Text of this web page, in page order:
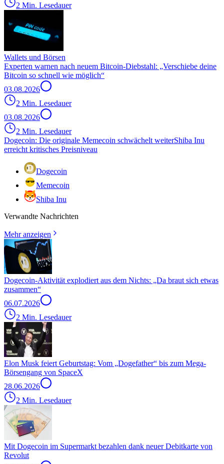
2 Min. Lesedauer
Wallets und Börsen
Experten warnen nach neuem Bitcoin-Diebstahl: „Verschiebe deine
Bitcoin so schnell wie möglich“
03.08.2026
2 Min. Lesedauer
03.08.2026
2 Min. Lesedauer
Dogecoin: Die originale Memecoin schwächelt weiterShiba Inu
erreicht kritisches Preisniveau
Dogecoin
Memecoin
Shiba Inu
Verwandte Nachrichten
Mehr anzeigen
Dogecoin-Aktivität explodiert aus dem Nichts: „Da braut sich etwas
zusammen“
06.07.2026
2 Min. Lesedauer
Elon Musk feiert Geburtstag: Vom „Dogefather“ bis zum Mega-
Börsengang von SpaceX
28.06.2026
2 Min. Lesedauer
Mit Dogecoin im Supermarkt bezahlen dank neuer Debitkarte von
Revolut